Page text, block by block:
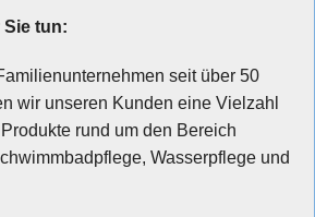
Sie tun:
seit über 50
wir unseren Kunden eine Vielzahl
rund um den Bereich
Wasserpflege und